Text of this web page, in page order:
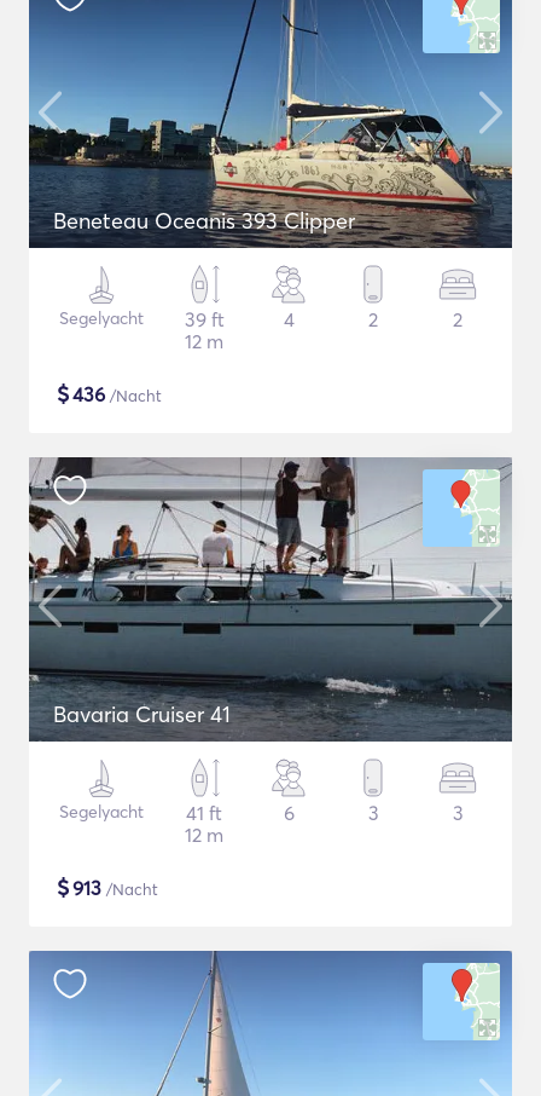
Beneteau Oceanis 393 Clipper
Segelyacht
39 ft
12 m
4 2 2
$436 /Nacht
Bavaria Cruiser 41
Segelyacht
41 ft
12 m
6 3 3
$913 /Nacht